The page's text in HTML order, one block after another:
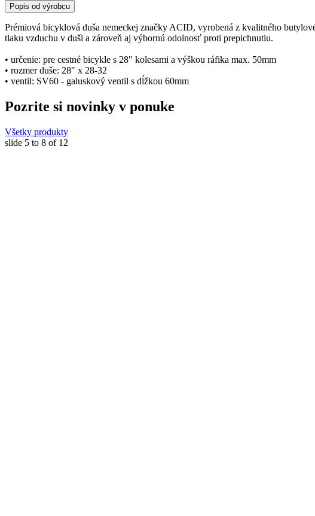
Popis od výrobcu
Prémiová bicyklová duša nemeckej značky ACID, vyrobená z kvalitného
tlaku vzduchu v duši a zároveň aj výbornú odolnosť proti prepichnutiu.
• určenie: pre cestné bicykle s 28" kolesami a výškou ráfika max. 50mm
• rozmer duše: 28" x 28-32
• ventil: SV60 - galuskový ventil s dĺžkou 60mm
Pozrite si novinky v ponuke
Všetky produkty
slide 5 to 8 of 12